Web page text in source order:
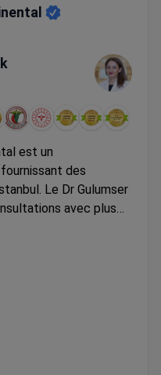
est un
des
Le Dr Gulumser
avec plus
titulaire d'un master
d'Istanbul. Une
et l'examen des
suivi est nécessaire,
3 Tesla et des
internationaux
et d'un accès à